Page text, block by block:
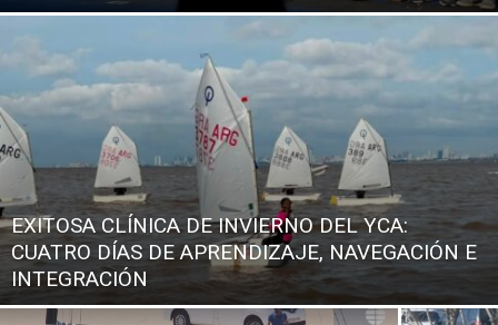
EXITOSA CLÍNICA DE INVIERNO DEL YCA:
CUATRO DÍAS DE APRENDIZAJE, NAVEGACIÓN E
INTEGRACIÓN